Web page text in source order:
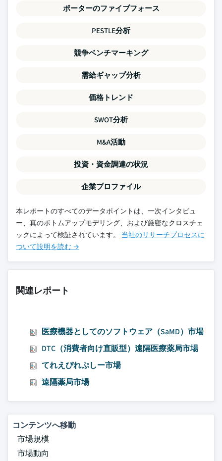
ポーターのファイブフォース
PESTLE分析
競争ベンチマーキング
需給ギャップ分析
価格トレンド
SWOT分析
M&A活動
投資・資金調達の状況
企業プロファイル
本レポートのすべてのデータポイントは、一次インタビュ
ー、真のボトムアップモデリング、および厳密なクロスチェ
ックによって検証されています。 当社のリサーチプロセスに
ついて設明を読む →
関連レポート
医療機器としてのソフトウェア（SaMD）市場
DTC（消費者向け直販型）遠隔医療薬局市場
てれえぴれぷしー市場
遠隔薬局市場
コンテンツへ移動
市場規模
市場動向